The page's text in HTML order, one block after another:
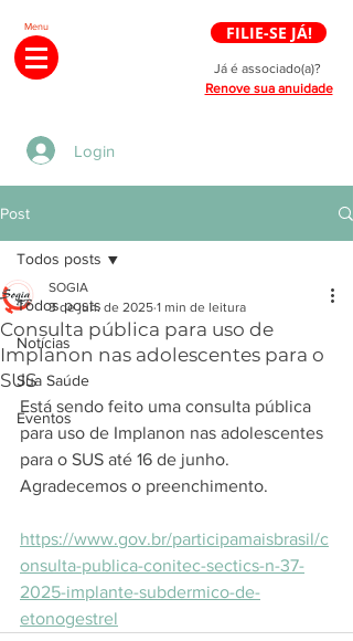
Menu FILIE-SE JÁ!
Já é associado(a)?
Renove sua anuidade
Login
Post
Todos posts
Notícias
Sua Saúde
Eventos
Todos posts
Consulta pública para uso de
Implanon nas adolescentes para o
SUS
SOGIA
3 de jun. de 2025 1 min de leitura
Está sendo feito uma consulta pública
para uso de Implanon nas adolescentes
para o SUS até 16 de junho.
Agradecemos o preenchimento.
https://www.gov.br/participamaisbrasil/c
onsulta-publica-conitec-sectics-n-37-
2025-implante-subdermico-de-
etonogestrel